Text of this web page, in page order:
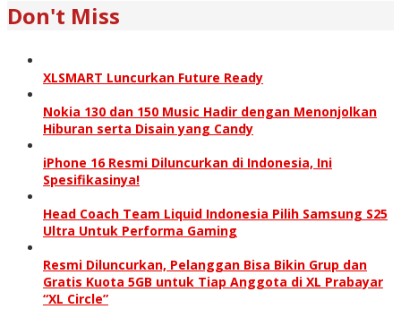
Don't Miss
XLSMART Luncurkan Future Ready
Nokia 130 dan 150 Music Hadir dengan Menonjolkan
Hiburan serta Disain yang Candy
iPhone 16 Resmi Diluncurkan di Indonesia, Ini
Spesifikasinya!
Head Coach Team Liquid Indonesia Pilih Samsung S25
Ultra Untuk Performa Gaming
Resmi Diluncurkan, Pelanggan Bisa Bikin Grup dan
Gratis Kuota 5GB untuk Tiap Anggota di XL Prabayar
“XL Circle”